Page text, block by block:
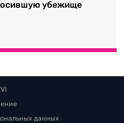
убежище
данных